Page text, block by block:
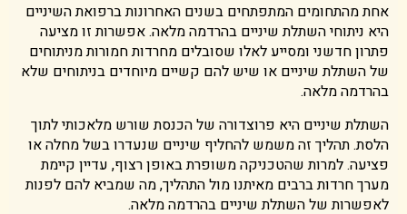
אחת מהתחומים המתפתחים בשנים האחרונות ברפואת השיניים
היא ניתוחי השתלת שיניים בהרדמה מלאה. אפשרות זו מציעה
פתרון חדשני ומסייע לאלו שסובלים מחרדות חמורות מניתוחים
של השתלת שיניים או שיש להם קשיים מיוחדים בניתוחים שלא
בהרדמה מלאה.
השתלת שיניים היא פרוצדורה של הכנסת שורש מלאכותי לתוך
הלסת. תהליך זה משמש להחליף שיניים שנעדרו בשל מחלה או
פציעה. למרות שהטכניקה משופרת באופן רצוף, עדיין קיימת
מערך חרדות ברבים מאיתנו מול התהליך, מה שמביא להם לפנות
לאפשרות של השתלת שיניים בהרדמה מלאה.